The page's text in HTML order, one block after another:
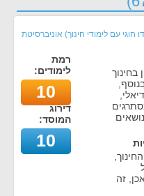
חוגי עם לימודי חינוך) אוניברסיטת
בחינוך
זה
רמת
לימודים:
10
דירוג
המוסד:
10